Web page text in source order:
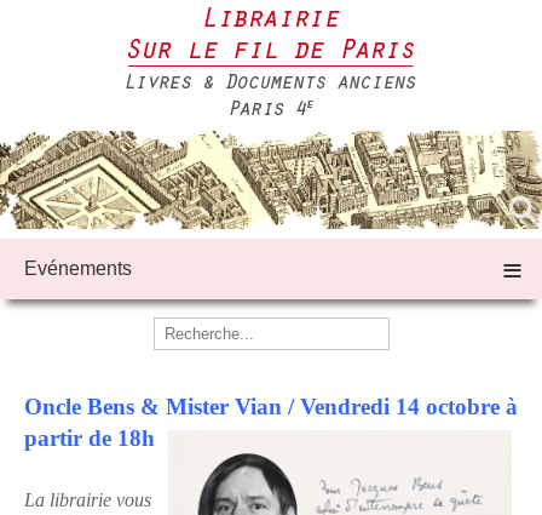
Evénements ≡
Oncle Bens & Mister Vian / Vendredi 14 octobre à
partir de 18h
La librairie vous